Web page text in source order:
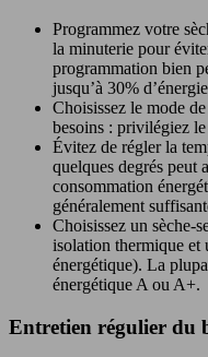
Programmez votre
la minuterie pour
programmation bien
jusqu’à 30%
Choisissez le mode
besoins : privilégiez
Évitez de régler la
quelques degrés peut
consommation
généralement
Choisissez un sèche-
isolation thermique et
énergétique). La
énergétique A ou A+.
Entretien régulier du